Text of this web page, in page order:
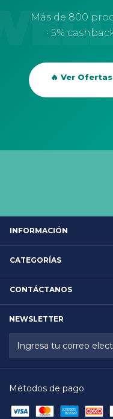
Más de 800
· 5%
🔥 Ver Ofertas
INFORMACIÓN
CATEGORÍAS
CONTÁCTANOS
NEWSLETTER
Métodos de pago